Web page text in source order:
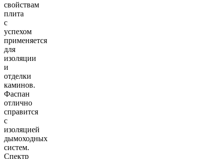
свойствам
плита
с
успехом
применяется
для
изоляции
и
отделки
каминов.
Фаспан
отлично
справится
с
изоляцией
дымоходных
систем.
Спектр